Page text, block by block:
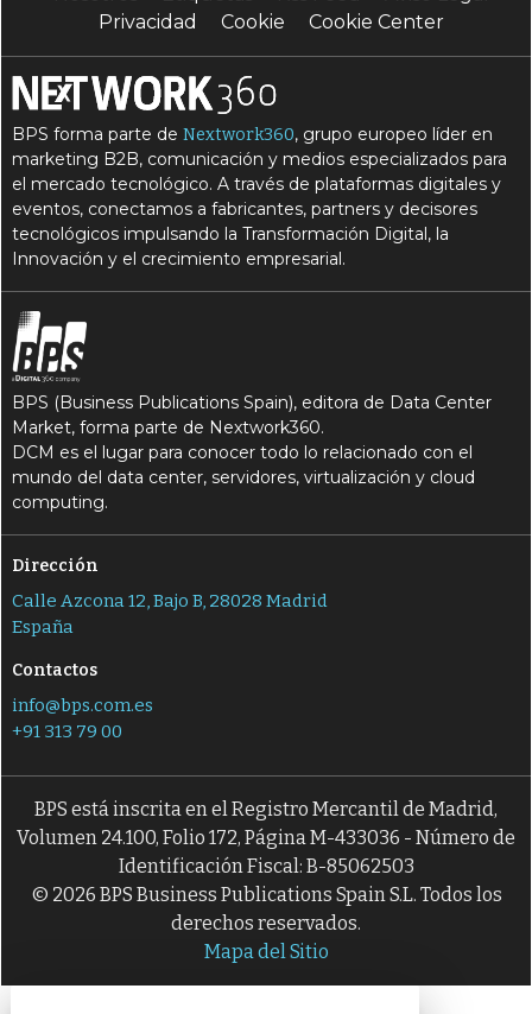
Privacidad
Cookie Cookie Center
BPS forma parte deNextwork360, grupo europeo líder en
marketing B2B, comunicación y medios especializados para
el mercado tecnológico. A través de plataformas digitales y
eventos, conectamos a fabricantes, partners y decisores
tecnológicos impulsando la Transformación Digital, la
Innovación y el crecimiento empresarial.
BPS (Business Publications Spain), editora de Data Center
Market, forma parte de Nextwork360.
DCM es el lugar para conocer todo lo relacionado con el
mundo del data center, servidores, virtualización y cloud
computing.
Dirección
Calle Azcona 12, Bajo B, 28028 Madrid
España
Contactos
info@bps.com.es
+91 313 79 00
BPS está inscrita en el Registro Mercantil de Madrid,
Volumen 24.100, Folio 172, Página M-433036 - Número de
Identificación Fiscal: B-85062503
© 2026 BPS Business Publications Spain S.L. Todos los
derechos reservados.
Mapa del Sitio